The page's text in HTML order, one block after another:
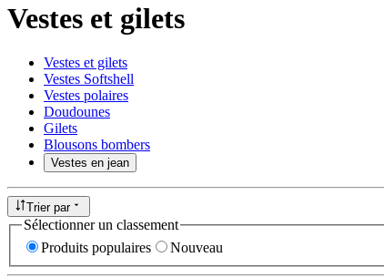
Vestes et gilets
Vestes et gilets
Vestes Softshell
Vestes polaires
Doudounes
Gilets
Blousons bombers
Vestes en jean
Trier par
Sélectionner un classement
Produits populaires
Nouveau